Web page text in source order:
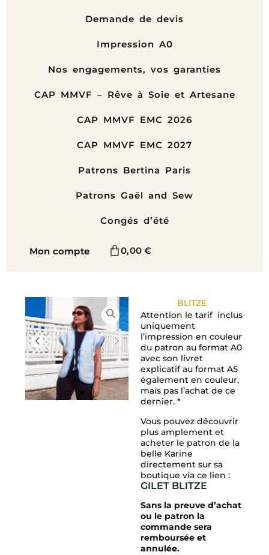
Demande de devis
Impression A0
Nos engagements, vos garanties
CAP MMVF – Rêve à Soie et Artesane
CAP MMVF EMC 2026
CAP MMVF EMC 2027
Patrons Bertina Paris
Patrons Gaël and Sew
Congés d’été
Mon compte 0,00€
BLITZE
Attention le tarif inclus
uniquement
l’impression en couleur
du patron au format A0
avec son livret
explicatif au format A5
également en couleur,
mais pas l’achat de ce
dernier. *
Vous pouvez découvrir
plus amplement et
acheter le patron de la
belle Karine
directement sur sa
boutique via ce lien :
GILET BLITZE
Sans la preuve d’achat
ou le patron la
commande sera
remboursée et
annulée.